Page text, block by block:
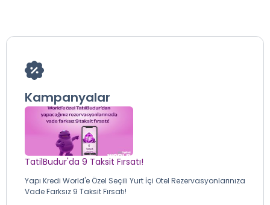
Kampanyalar
TatilBudur'da 9 Taksit Fırsatı!
Yapı Kredi World'e Özel Seçili Yurt İçi Otel Rezervasyonlarınıza
Vade Farksız 9 Taksit Fırsatı!